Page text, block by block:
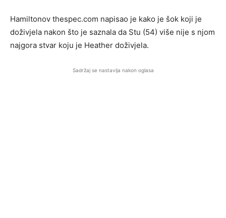
Hamiltonov thespec.com napisao je kako je šok koji je
doživjela nakon što je saznala da Stu (54) više nije s njom
najgora stvar koju je Heather doživjela.
Sadržaj se nastavlja nakon oglasa